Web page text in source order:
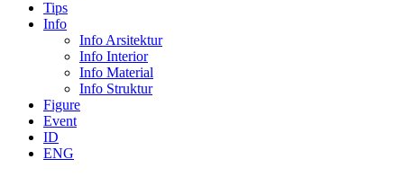
Tips
Info
Info Arsitektur
Info Interior
Info Material
Info Struktur
Figure
Event
ID
ENG